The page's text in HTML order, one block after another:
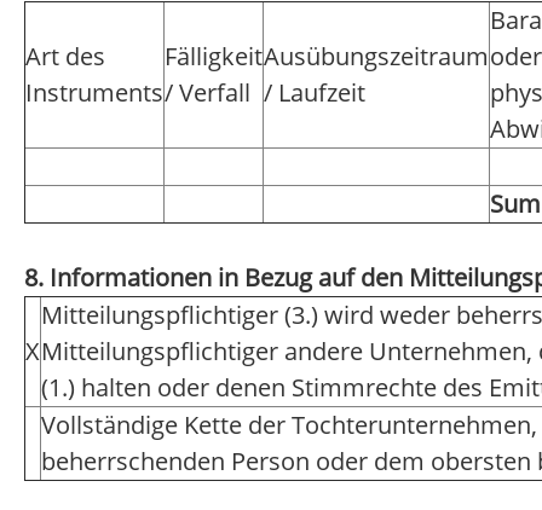
Art des
Instruments
Fälligkeit
/ Verfall
Ausübungszeitraum
/ Laufzeit
oder
8. Informationen in Bezug auf den
X
Mitteilungspflichtiger (3.) wird weder
Mitteilungspflichtiger andere
(1.) halten oder denen Stimmrechte des
Vollständige Kette der
beherrschenden Person oder dem